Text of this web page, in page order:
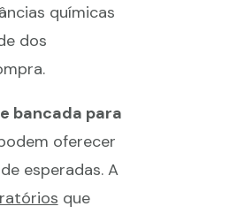
químicas
dos
bancada para
oferecer
esperadas. A
que